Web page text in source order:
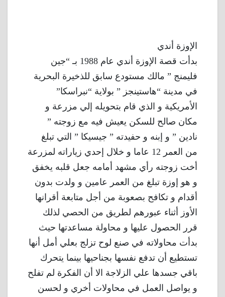
الإوزة أندي
بدأت قصة الإوزة أندي عام 1988 بـ “جين
فليمنج ” مالك مستودع سابق للذخيرة البحرية
في مدينة “هاستينجز ” بولاية “نبراسكا”
الأمريكية و الذي قام بتحويله إلي مزرعة و
مكان صالح للسكن يعيش فيه مع زوجته ”
نادين ” و إبنه و حفيدته ” جيسيكا ” التي تبلغ
من العمر 12 عاما و خلال إحدي زياراته لمزرعة
أخت زوجته رأي مشهد أمامه جعل قلبه يخفق
و هو إوزة تبلغ من العمر عامين و ولدت بدون
أقدام و تكافح بصعوبة من أجل متابعة أقرانها
الأوز أثناء عبورهم لطريق من الحصي لذلك
قرر الحصول عليها و محاولة مساعدتها حيث
بدأت محاولاته في صنع لوح تزلج بعلي أمل أنها
تستطيع أن تدفع نفسها بجناحيها بينما يتحرك
باقي جسدها علي الزلاجة الا أن الفكرة لم تفلح
و يواصل العمل في محاولات أخري و لحسن